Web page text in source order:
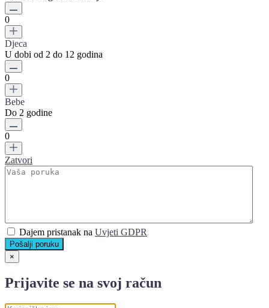
0
Djeca
U dobi od 2 do 12 godina
0
Bebe
Do 2 godine
0
Zatvori
Dajem pristanak na Uvjeti GDPR
Pošalji poruku
×
Prijavite se na svoj račun